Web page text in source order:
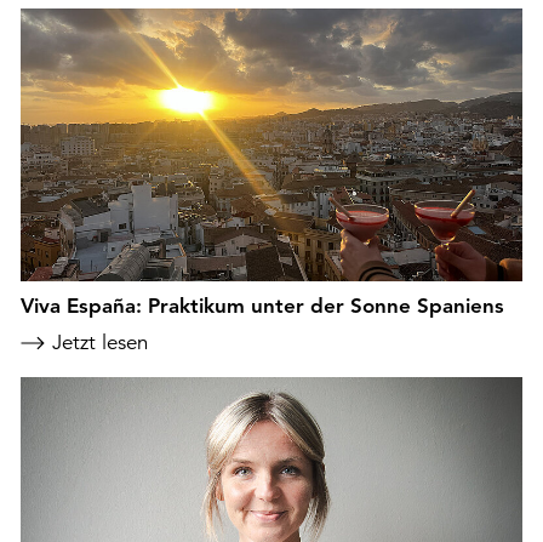
Viva España: Praktikum unter der Sonne Spaniens
Jetzt lesen